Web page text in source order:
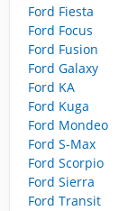
Ford Fiesta
Ford Focus
Ford Fusion
Ford Galaxy
Ford KA
Ford Kuga
Ford Mondeo
Ford S-Max
Ford Scorpio
Ford Sierra
Ford Transit